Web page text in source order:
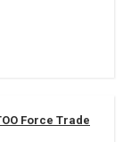
Force Trade